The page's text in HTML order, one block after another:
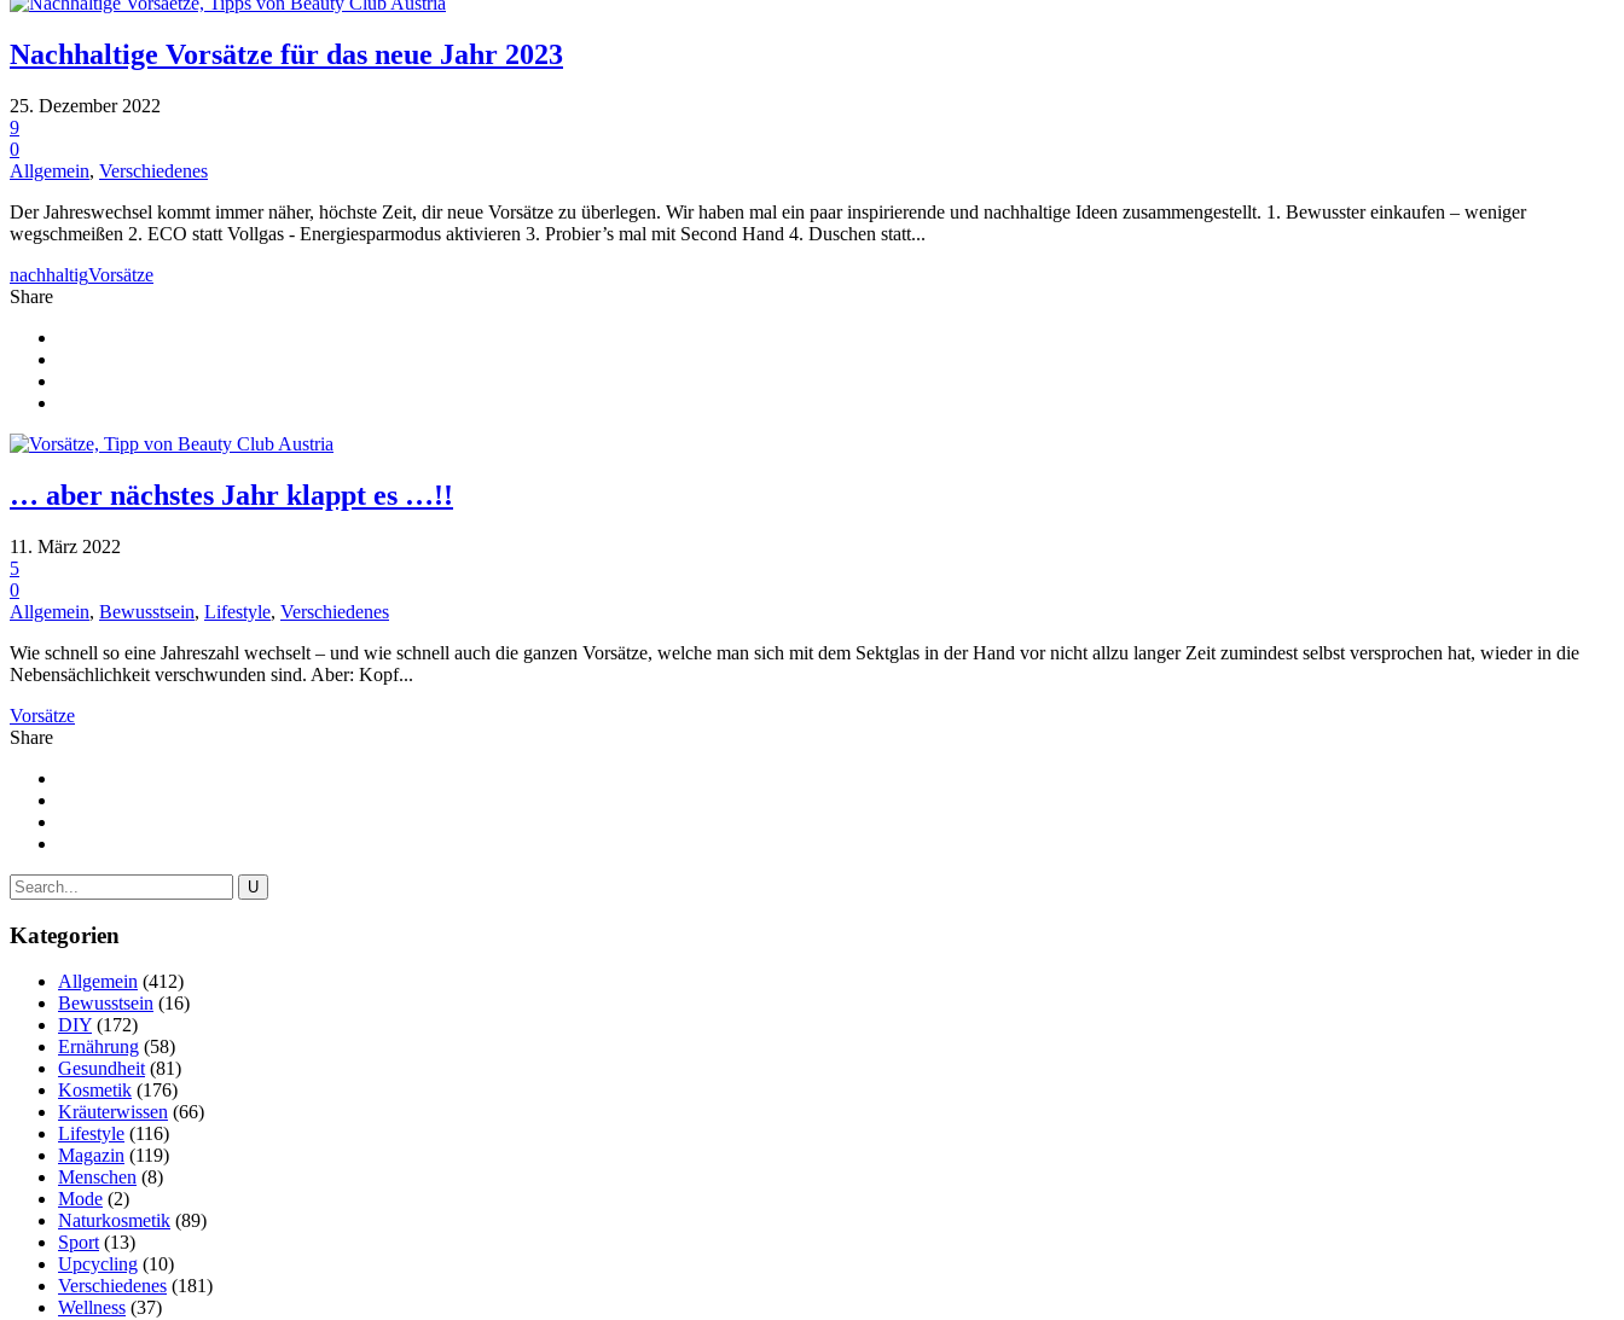
Nachhaltige Vorsätze für das neue Jahr 2023
25. Dezember 2022
9
0
Allgemein, Verschiedenes
Der Jahreswechsel kommt immer näher, höchste Zeit, dir neue Vorsätze zu überlegen. Wir haben mal ein paar inspirierende und nachhaltige Ideen zusammengestellt. 1. Bewusster einkaufen – weniger
wegschmeißen 2. ECO statt Vollgas - Energiesparmodus aktivieren 3. Probier’s mal mit Second Hand 4. Duschen statt...
nachhaltigVorsätze
Share
… aber nächstes Jahr klappt es …!!
11. März 2022
5
0
Allgemein, Bewusstsein, Lifestyle, Verschiedenes
Wie schnell so eine Jahreszahl wechselt – und wie schnell auch die ganzen Vorsätze, welche man sich mit dem Sektglas in der Hand vor nicht allzu langer Zeit zumindest selbst versprochen hat, wieder in die
Nebensächlichkeit verschwunden sind. Aber: Kopf...
Vorsätze
Share
Kategorien
Allgemein (412)
Bewusstsein (16)
DIY (172)
Ernährung (58)
Gesundheit(81)
Kosmetik (176)
Kräuterwissen (66)
Lifestyle (116)
Magazin (119)
Menschen (8)
Mode (2)
Naturkosmetik (89)
Sport(13)
Upcycling (10)
Verschiedenes (181)
Wellness (37)